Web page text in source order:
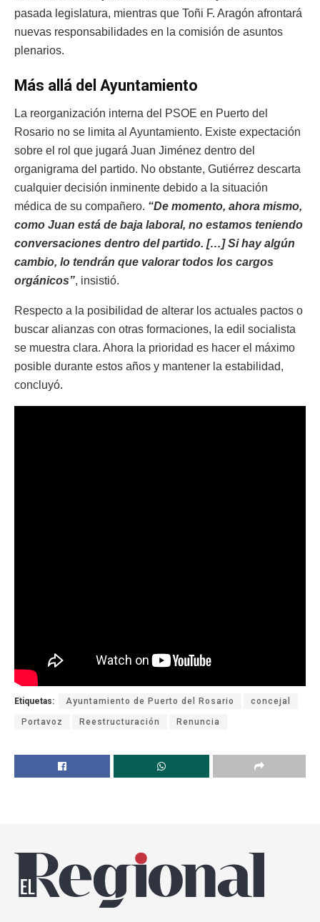
pasada legislatura, mientras que Toñi F. Aragón afrontará
nuevas responsabilidades en la comisión de asuntos
plenarios.
Más allá del Ayuntamiento
La reorganización interna del PSOE en Puerto del
Rosario no se limita al Ayuntamiento. Existe expectación
sobre el rol que jugará Juan Jiménez dentro del
organigrama del partido. No obstante, Gutiérrez descarta
cualquier decisión inminente debido a la situación
médica de su compañero. “De momento, ahora mismo,
como Juan está de baja laboral, no estamos teniendo
conversaciones dentro del partido. […] Si hay algún
cambio, lo tendrán que valorar todos los cargos
orgánicos”, insistió.
Respecto a la posibilidad de alterar los actuales pactos o
buscar alianzas con otras formaciones, la edil socialista
se muestra clara. Ahora la prioridad es hacer el máximo
posible durante estos años y mantener la estabilidad,
concluyó.
Etiquetas: Ayuntamiento de Puerto del Rosario concejal
Portavoz Reestructuración Renuncia